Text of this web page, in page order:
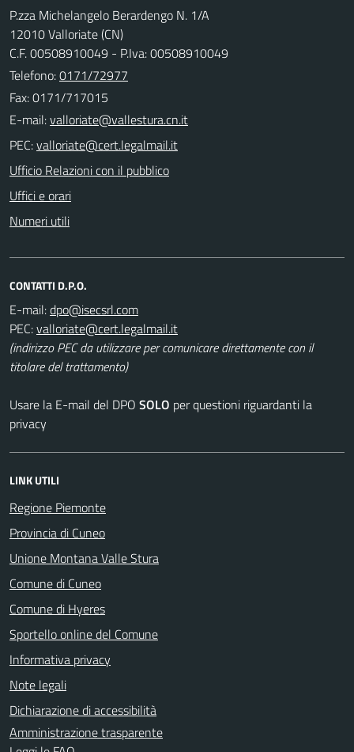
P.zza Michelangelo Berardengo N. 1/A
12010 Valloriate (CN)
C.F. 00508910049 - P.Iva: 00508910049
Telefono:0171/72977
Fax: 0171/717015
E-mail:
PEC:
Ufficio Relazioni con il pubblico
Uffici e orari
Numeri utili
CONTATTI D.P.O.
E-mail:
PEC:
(indirizzo PEC da utilizzare per comunicare direttamente con il
titolare del trattamento)
Usare la E-mail del DPO SOLO per questioni riguardanti la
privacy
LINK UTILI
Regione Piemonte
Provincia di Cuneo
Unione Montana Valle Stura
Comune di Cuneo
Comune di Hyeres
Sportello online del Comune
Informativa privacy
Note legali
Dichiarazione di accessibilità
Amministrazione trasparente